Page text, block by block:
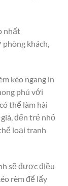
khách,
kéo ngang in
phú với
thể làm hài
đến trẻ nhỏ
loại tranh
sẽ được điều
rèm để lấy